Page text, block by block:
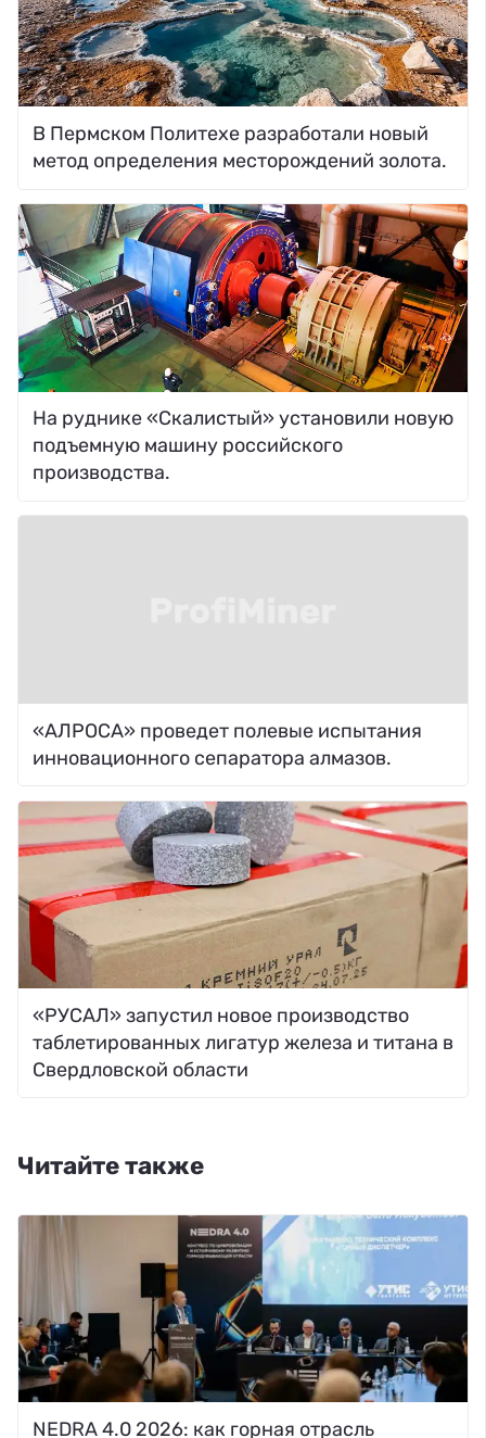
В Пермском Политехе разработали новый
метод определения месторождений золота.
На руднике «Скалистый» установили новую
подъемную машину российского
производства.
«АЛРОСА» проведет полевые испытания
инновационного сепаратора алмазов.
«РУСАЛ» запустил новое производство
таблетированных лигатур железа и титана в
Свердловской области
Читайте также
NEDRA 4.0 2026: как горная отрасль